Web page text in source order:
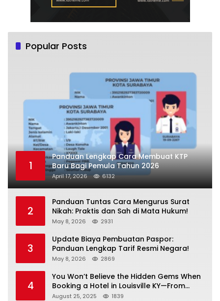
Popular Posts
1
Panduan Lengkap Cara Membuat KTP
Baru Bagi Pemula Tahun 2026
April 17, 2026 6132
2
Panduan Tuntas Cara Mengurus Surat
Nikah: Praktis dan Sah di Mata Hukum!
May 8, 2026 2931
3
Update Biaya Pembuatan Paspor:
Panduan Lengkap Tarif Resmi Negara!
May 8, 2026 2869
4
You Won’t Believe the Hidden Gems When
Booking a Hotel in Louisville KY—From
Cheap to Luxe!
August 25, 2025 1839